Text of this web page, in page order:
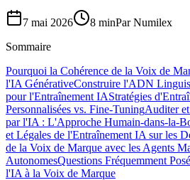
7 mai 2026 8 minParNumilex
Sommaire
Pourquoi la Cohérence de la Voix de
l'IA GénérativeConstruire l'ADN
pour l'Entraînement IAStratégies
Personnalisées vs. Fine-TuningAuditer
par l'IA : L'Approche Humain-dans-la-
et Légales de l'Entraînement IA sur les
de la Voix de Marque avec les Agents
AutonomesQuestions Fréquemment
l'IA à la Voix de Marque